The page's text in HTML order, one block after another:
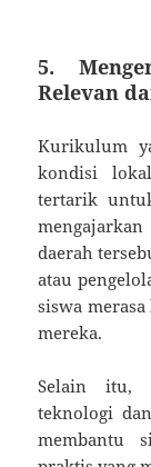
5.
Relevan
Kurikulum
kondisi
tertarik
daerah
atau
siswa
mereka.
Selain itu,
teknologi
membantu